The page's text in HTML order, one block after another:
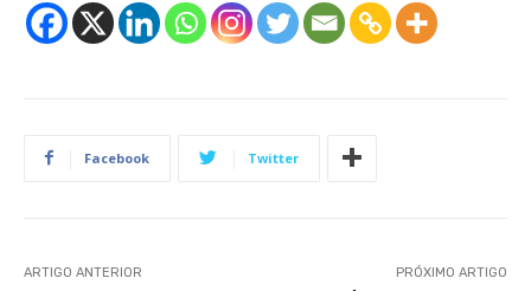
Facebook Twitter
ARTIGO ANTERIOR PRÓXIMO ARTIGO